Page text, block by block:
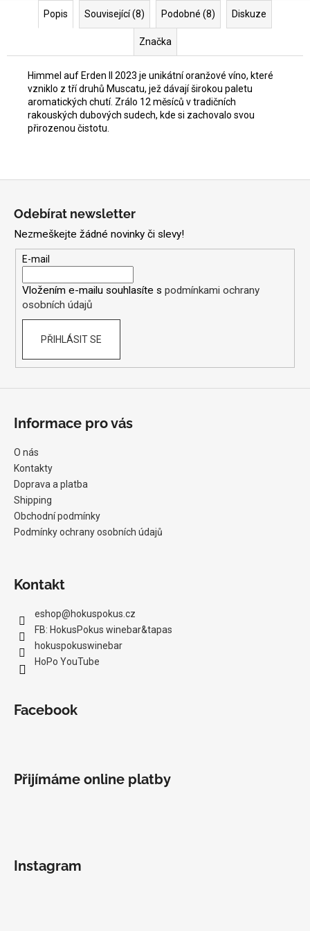
Popis Související (8) Podobné (8) Diskuze
Značka
Himmel auf Erden II 2023 je unikátní oranžové víno, které
vzniklo z tří druhů Muscatu, jež dávají širokou paletu
aromatických chutí. Zrálo 12 měsíců v tradičních
rakouských dubových sudech, kde si zachovalo svou
přirozenou čistotu.
Odebírat newsletter
Nezmeškejte žádné novinky či slevy!
E-mail
Vložením e-mailu souhlasíte s podmínkami ochrany
osobních údajů
PŘIHLÁSIT SE
Informace pro vás
O nás
Kontakty
Doprava a platba
Shipping
Obchodní podmínky
Podmínky ochrany osobních údajů
Kontakt
eshop@hokuspokus.cz
FB: HokusPokus winebar&tapas
hokuspokuswinebar
HoPo YouTube
Facebook
Přijímáme online platby
Instagram